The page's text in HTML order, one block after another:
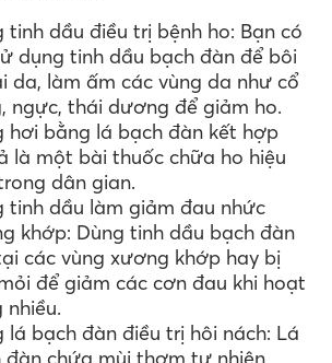
tinh dầu điều trị bệnh ho: Bạn có
dụng tinh dầu bạch đàn để bôi
da, làm ấm các vùng da như cổ
ngực, thái dương để giảm ho.
hơi bằng lá bạch đàn kết hợp
là một bài thuốc chữa ho hiệu
dân gian.
tinh dầu làm giảm đau nhức
khớp: Dùng tinh dầu bạch đàn
các vùng xương khớp hay bị
để giảm các cơn đau khi hoạt
nhiều.
lá bạch đàn điều trị hôi nách: Lá